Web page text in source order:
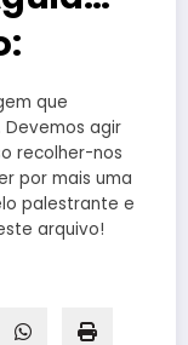
que
agir
recolher-nos
por mais uma
palestrante e
arquivo!